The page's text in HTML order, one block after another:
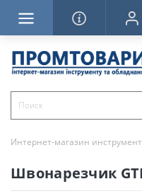
Интернет-магазин
Швонарезчик